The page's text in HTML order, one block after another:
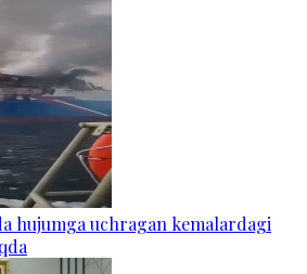
hujumga uchragan kemalardagi